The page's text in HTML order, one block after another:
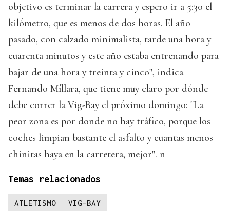
objetivo es terminar la carrera y espero ir a 5:30 el
kilómetro, que es menos de dos horas. El año
pasado, con calzado minimalista, tarde una hora y
cuarenta minutos y este año estaba entrenando para
bajar de una hora y treinta y cinco", indica
Fernando Míllara, que tiene muy claro por dónde
debe correr la Vig-Bay el próximo domingo: "La
peor zona es por donde no hay tráfico, porque los
coches limpian bastante el asfalto y cuantas menos
chinitas haya en la carretera, mejor". n
Temas relacionados
ATLETISMO VIG-BAY